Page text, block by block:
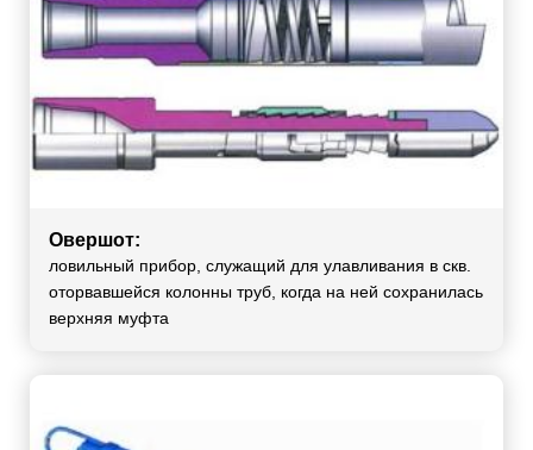
Овершот:
ловильный прибор, служащий для улавливания в скв.
оторвавшейся колонны труб, когда на ней сохранилась
верхняя муфта